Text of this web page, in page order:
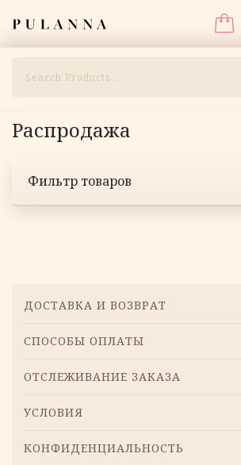
Меню
Распродажа
Фильтр товаров
товарам
Меню
ДОСТАВКА И ВОЗВРАТ
СПОСОБЫ ОПЛАТЫ
ОТСЛЕЖИВАНИЕ ЗАКАЗА
УСЛОВИЯ
КОНФИДЕНЦИАЛЬНОСТЬ